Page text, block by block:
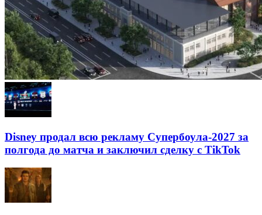
Disney продал всю рекламу Супербоула-2027 за
полгода до матча и заключил сделку с TikTok